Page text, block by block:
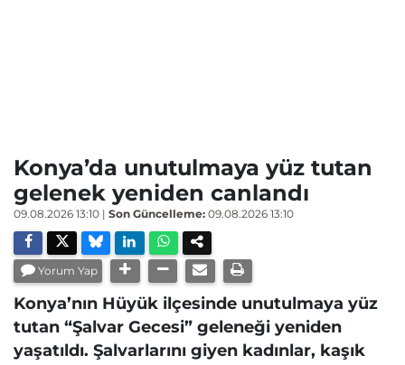
Konya’da unutulmaya yüz tutan
gelenek yeniden canlandı
09.08.2026 13:10 | Son Güncelleme: 09.08.2026 13:10
Yorum Yap
Konya’nın Hüyük ilçesinde unutulmaya yüz
tutan “Şalvar Gecesi” geleneği yeniden
yaşatıldı. Şalvarlarını giyen kadınlar, kaşık